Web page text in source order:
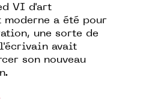
VI d'art
a été pour
une sorte de
avait
son nouveau